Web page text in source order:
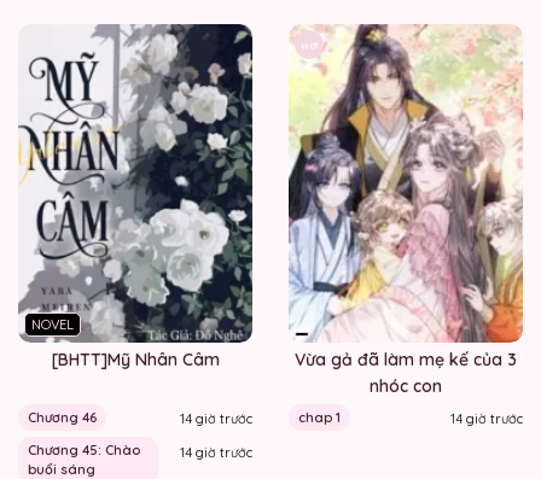
NOVEL
[BHTT]Mỹ Nhân Câm
Chương 46
14 giờ trước
Chương 45: Chào
buổi sáng
14 giờ trước
Hot
Vừa gả đã làm mẹ kế của 3
nhóc con
chap 1 14 giờ trước